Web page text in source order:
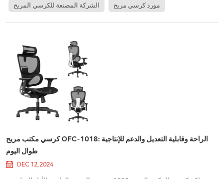
الشركة المصنعة للكرسي المريح مورد كرسي مريح
كرسي مكتب مريح OFC-1018: الراحة وقابلية التعديل والدعم للإنتاجية
طوال اليوم
DEC 12, 2024